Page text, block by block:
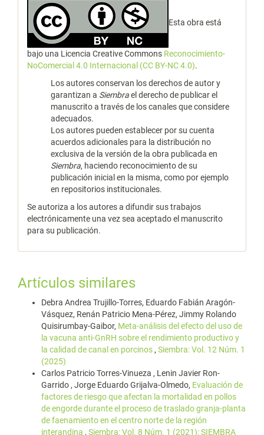
Esta obra está
bajo una Licencia Creative Commons Reconocimiento-
NoComercial 4.0 Internacional (CC BY-NC 4.0).
Los autores conservan los derechos de autor y
garantizan a Siembrael derecho de publicar el
manuscrito a través de los canales que considere
adecuados.
Los autores pueden establecer por su cuenta
acuerdos adicionales para la distribución no
exclusiva de la versión de la obra publicada en
Siembra, haciendo reconocimiento de su
publicación inicial en la misma, como por ejemplo
en repositorios institucionales.
Se autoriza a los autores a difundir sus trabajos
electrónicamente una vez sea aceptado el manuscrito
para su publicación.
Artículos similares
Debra Andrea Trujillo-Torres, Eduardo Fabián Aragón-
Vásquez, Renán Patricio Mena-Pérez, Jimmy Rolando
Quisirumbay-Gaibor, Meta-análisis del efecto del uso de
la vacuna anti-GnRH sobre el rendimiento productivo y
la calidad de canal en porcinos , Siembra: Vol. 12 Núm. 1
(2025)
Carlos Patricio Torres-Vinueza , Lenin Javier Ron-
Garrido , Jorge Eduardo Grijalva-Olmedo, Evaluación de
factores de riesgo que afectan la mortalidad en pollos
de engorde durante el proceso de traslado granja-planta
de faenamiento en el centro norte de la región
interandina , Siembra: Vol. 8 Núm. 1 (2021): SIEMBRA